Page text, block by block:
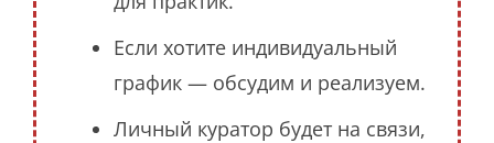
Если хотите индивидуальный
график — обсудим и реализуем.
Личный куратор будет на связи,